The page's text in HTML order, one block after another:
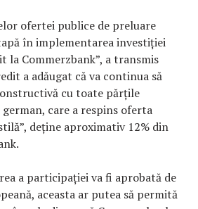
ofertei publice de preluare
în implementarea investiţiei
la Commerzbank”, a transmis
a adăugat că va continua să
cu toate părţile
care a respins oferta
deţine aproximativ 12% din
a participaţiei va fi aprobată de
aceasta ar putea să permită